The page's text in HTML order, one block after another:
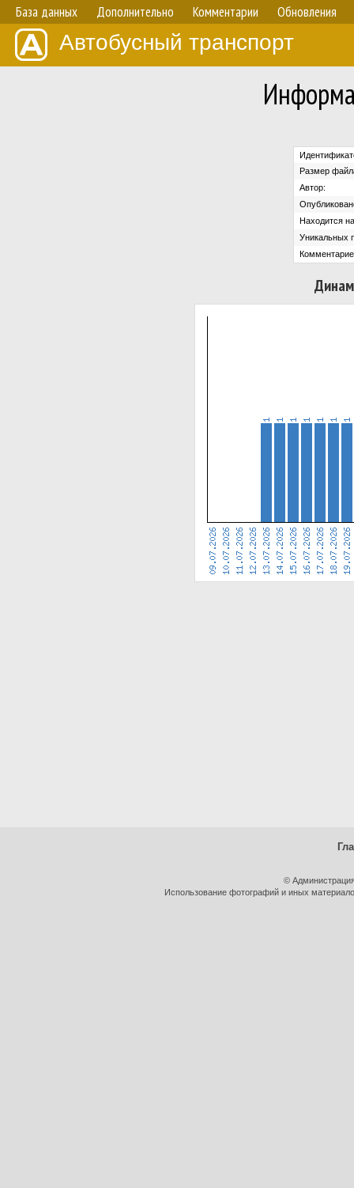
База данных Дополнительно Комментарии Обновления
Автобусный транспорт
Размер
Автор:
Находится
Уникальных
©
Использование фотографий и иных